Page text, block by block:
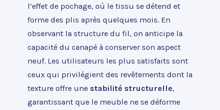
l’effet de pochage, où le tissu se détend et
forme des plis après quelques mois. En
observant la structure du fil, on anticipe la
capacité du canapé à conserver son aspect
neuf. Les utilisateurs les plus satisfaits sont
ceux qui privilégient des revêtements dont la
texture offre une stabilité structurelle,
garantissant que le meuble ne se déforme